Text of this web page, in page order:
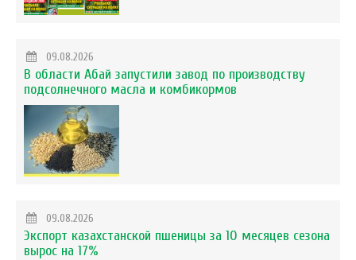
09.08.2026
В области Абай запустили завод по производству
подсолнечного масла и комбикормов
09.08.2026
Экспорт казахстанской пшеницы за 10 месяцев сезона
вырос на 17%